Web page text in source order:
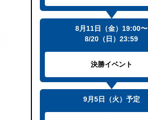
8月11日（金）19:00〜
8/20（日）23:59
決勝イベント
9月5日（火）予定